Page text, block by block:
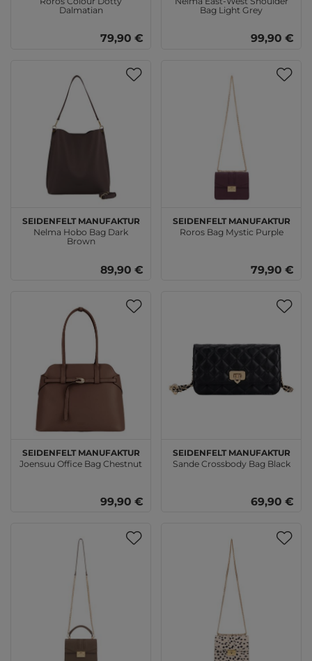
Dalmatian
79,90 €
Bag Light Grey
99,90 €
SEIDENFELT MANUFAKTUR
Nelma Hobo Bag Dark
Brown
89,90 €
SEIDENFELT MANUFAKTUR
Roros Bag Mystic Purple
79,90 €
SEIDENFELT MANUFAKTUR
Joensuu Office Bag Chestnut
99,90 €
SEIDENFELT MANUFAKTUR
Sande Crossbody Bag Black
69,90 €